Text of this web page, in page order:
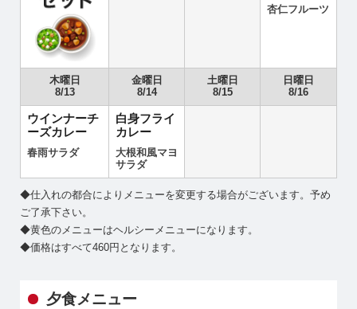
杏仁フルーツ
木曜日
8/13
金曜日
8/14
土曜日
8/15
日曜日
8/16
ウインナーチ
ーズカレー
春雨サラダ
白身フライ
カレー
大根和風マヨ
サラダ
◆仕入れの都合によりメニューを変更する場合がございます。予め
ご了承下さい。
◆黄色のメニューはヘルシーメニューになります。
◆価格はすべて460円となります。
夕食メニュー